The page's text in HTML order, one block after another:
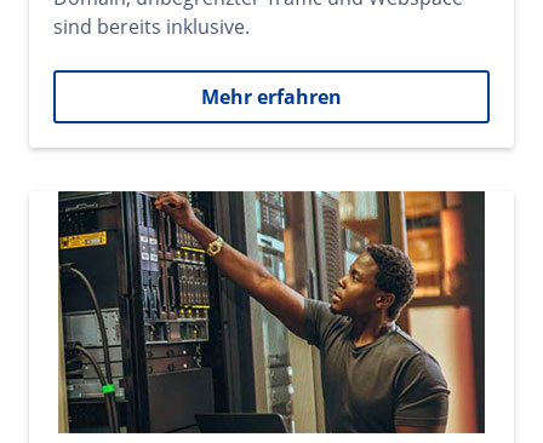
sind bereits inklusive.
Mehr erfahren